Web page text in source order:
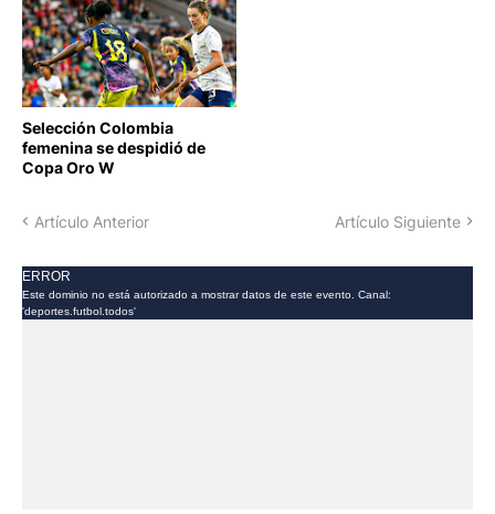
COPA ORO FEMENINA
Selección Colombia
femenina se despidió de
Copa Oro W
Artículo Anterior Artículo Siguiente